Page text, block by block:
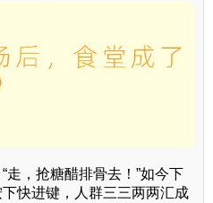
走，抢糖醋排骨去！”如今下
快进键，人群三三两两汇成